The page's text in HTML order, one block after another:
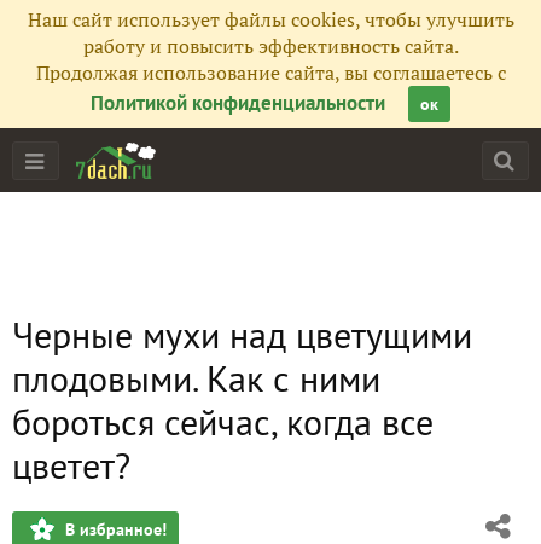
Наш сайт использует файлы cookies, чтобы улучшить
работу и повысить эффективность сайта.
Продолжая использование сайта, вы соглашаетесь с
Политикой конфиденциальности
ок
Черные мухи над цветущими
плодовыми. Как с ними
бороться сейчас, когда все
цветет?
В избранное!